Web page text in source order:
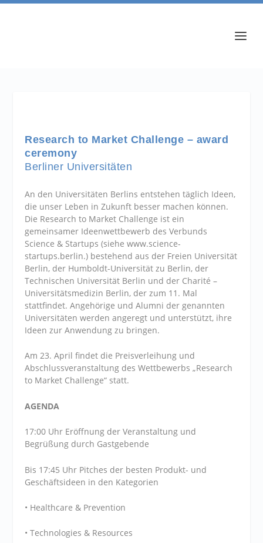
Research to Market Challenge – award
ceremony
Berliner Universitäten
An den Universitäten Berlins entstehen täglich Ideen,
die unser Leben in Zukunft besser machen können.
Die Research to Market Challenge ist ein
gemeinsamer Ideenwettbewerb des Verbunds
Science & Startups (siehe www.science-
startups.berlin.) bestehend aus der Freien Universität
Berlin, der Humboldt-Universität zu Berlin, der
Technischen Universität Berlin und der Charité –
Universitätsmedizin Berlin, der zum 11. Mal
stattfindet. Angehörige und Alumni der genannten
Universitäten werden angeregt und unterstützt, ihre
Ideen zur Anwendung zu bringen.
Am 23. April findet die Preisverleihung und
Abschlussveranstaltung des Wettbewerbs „Research
to Market Challenge“ statt.
AGENDA
17:00 Uhr Eröffnung der Veranstaltung und
Begrüßung durch Gastgebende
Bis 17:45 Uhr Pitches der besten Produkt- und
Geschäftsideen in den Kategorien
• Healthcare & Prevention
• Technologies & Resources